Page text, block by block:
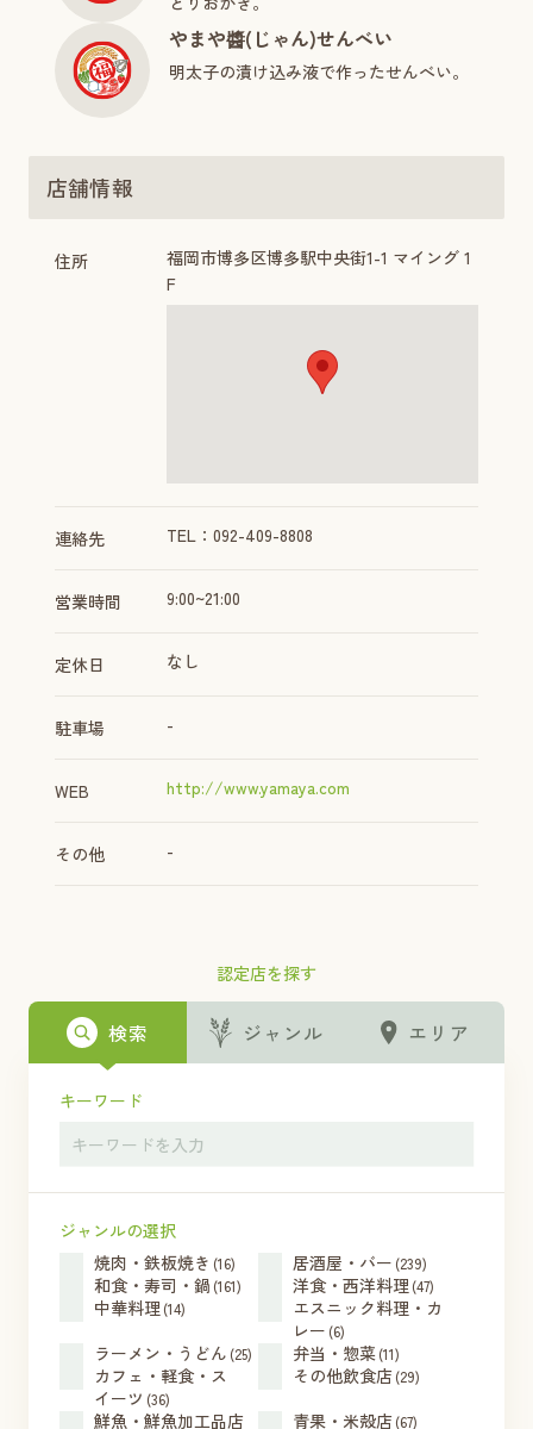
認定店を探す
検索 ジャンル エリア
キーワード
ジャンルの選択
焼肉・鉄板焼き (16) 居酒屋・バー (239)
和食・寿司・鍋 (161) 洋食・西洋料理 (47)
中華料理 (14)
エスニック料理・カ
レー (6)
ラーメン・うどん (25) 弁当・惣菜(11)
カフェ・軽食・ス
イーツ (36)
その他飲食店(29)
鮮魚・鮮魚加工品店 青果・米殻店(67)
やまや醬(じゃん)せんべい
明太子の漬け込み液で作ったせんべい。
店舗情報
住所
福岡市博多区博多駅中央街1-1 マイング 1
F
連絡先 TEL：092-409-8808
営業時間 9:00~21:00
定休日 なし
駐車場 -
WEB http://www.yamaya.com
その他 -